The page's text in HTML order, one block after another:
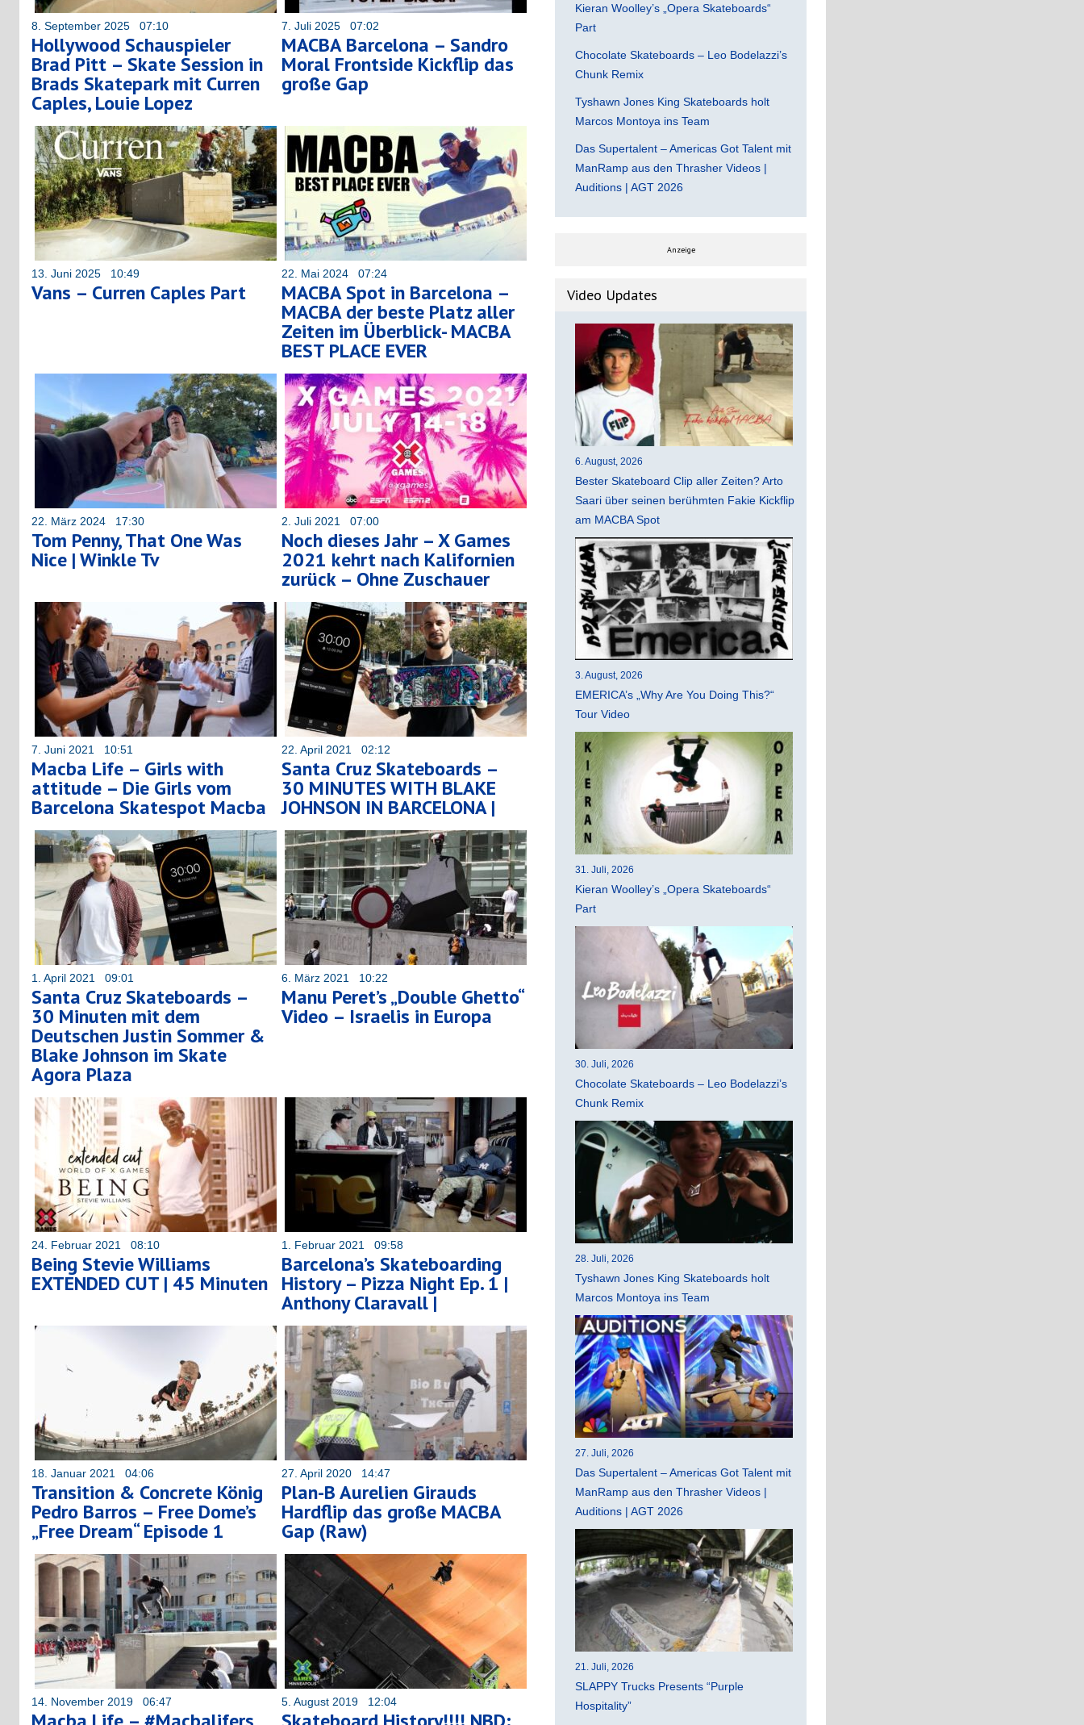
8. September 2025 07:10
Hollywood Schauspieler
Brad Pitt – Skate Session in
Brads Skatepark mit Curren
Caples, Louie Lopez
7. Juli 2025 07:02
MACBA Barcelona – Sandro
Moral Frontside Kickflip das
große Gap
13. Juni 2025 10:49
Vans – Curren Caples Part
22. Mai 2024 07:24
MACBA Spot in Barcelona –
MACBA der beste Platz aller
Zeiten im Überblick- MACBA
BEST PLACE EVER
22. März 2024 17:30
Tom Penny, That One Was
Nice | Winkle Tv
2. Juli 2021 07:00
Noch dieses Jahr – X Games
2021 kehrt nach Kalifornien
zurück – Ohne Zuschauer
7. Juni 2021 10:51
Macba Life – Girls with
attitude – Die Girls vom
Barcelona Skatespot Macba
22. April 2021 02:12
Santa Cruz Skateboards –
30 MINUTES WITH BLAKE
JOHNSON IN BARCELONA |
1. April 2021 09:01
Santa Cruz Skateboards –
30 Minuten mit dem
Deutschen Justin Sommer &
Blake Johnson im Skate
Agora Plaza
6. März 2021 10:22
Manu Peret’s „Double Ghetto“
Video – Israelis in Europa
24. Februar 2021 08:10
Being Stevie Williams
EXTENDED CUT | 45 Minuten
1. Februar 2021 09:58
Barcelona’s Skateboarding
History – Pizza Night Ep. 1 |
Anthony Claravall |
18. Januar 2021 04:06
Transition & Concrete König
Pedro Barros – Free Dome’s
„Free Dream“ Episode 1
27. April 2020 14:47
Plan-B Aurelien Girauds
Hardflip das große MACBA
Gap (Raw)
14. November 2019 06:47 5. August 2019 12:04
Kieran Woolley’s „Opera Skateboards“
Part
Chocolate Skateboards – Leo Bodelazzi’s
Chunk Remix
Tyshawn Jones King Skateboards holt
Marcos Montoya ins Team
Das Supertalent – Americas Got Talent mit
ManRamp aus den Thrasher Videos |
Auditions | AGT 2026
Anzeige
Video Updates
6. August, 2026
Bester Skateboard Clip aller Zeiten? Arto
Saari über seinen berühmten Fakie Kickflip
am MACBA Spot
3. August, 2026
EMERICA’s „Why Are You Doing This?“
Tour Video
31. Juli, 2026
Kieran Woolley’s „Opera Skateboards“
Part
30. Juli, 2026
Chocolate Skateboards – Leo Bodelazzi’s
Chunk Remix
28. Juli, 2026
Tyshawn Jones King Skateboards holt
Marcos Montoya ins Team
27. Juli, 2026
Das Supertalent – Americas Got Talent mit
ManRamp aus den Thrasher Videos |
Auditions | AGT 2026
21. Juli, 2026
SLAPPY Trucks Presents “Purple
Hospitality”